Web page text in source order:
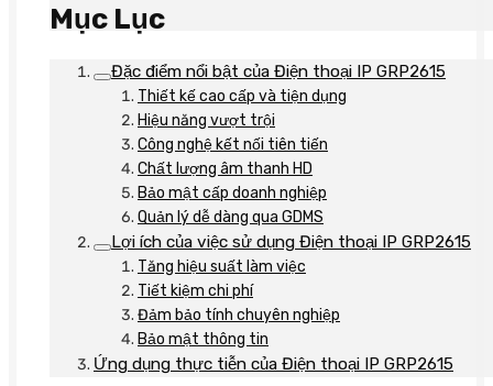
Mục Lục
Đặc điểm nổi bật của Điện thoại IP GRP2615
Thiết kế cao cấp và tiện dụng
Hiệu năng vượt trội
Công nghệ kết nối tiên tiến
Chất lượng âm thanh HD
Bảo mật cấp doanh nghiệp
Quản lý dễ dàng qua GDMS
Lợi ích của việc sử dụng Điện thoại IP GRP2615
Tăng hiệu suất làm việc
Tiết kiệm chi phí
Đảm bảo tính chuyên nghiệp
Bảo mật thông tin
Ứng dụng thực tiễn của Điện thoại IP GRP2615